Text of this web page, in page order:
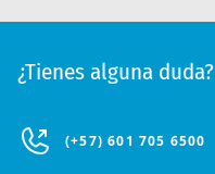
¿Tienes alguna duda?
(+57) 601 705 6500